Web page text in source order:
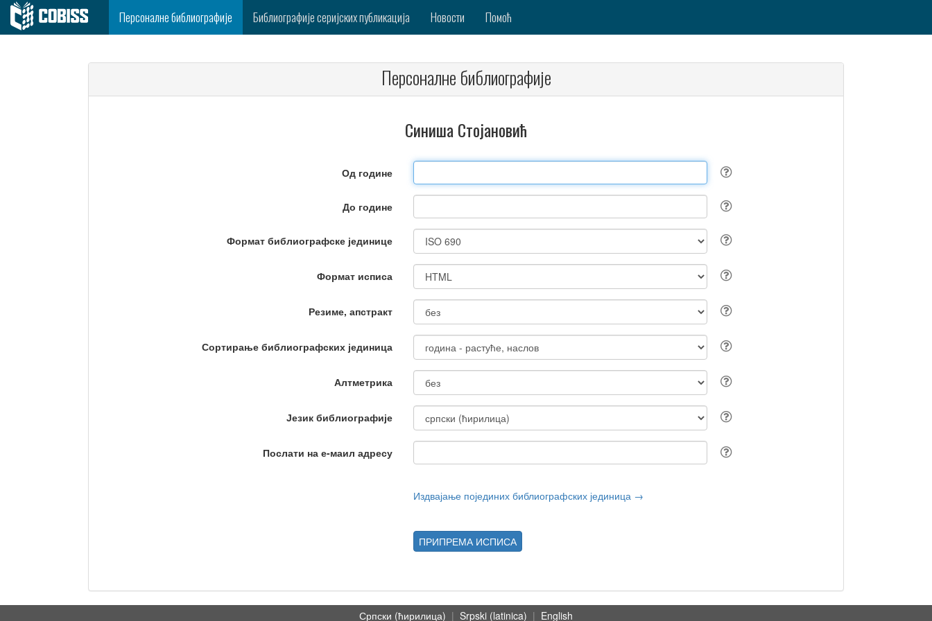
Персоналне библиографије Библиографије серијских публикација Новости Помоћ
Персоналне библиографије
Синиша Стојановић
Од године
До године
Формат библиографске јединице
Формат исписа
Резиме, апстракт
Сортирање библиографских јединица
Алтметрика
Језик библиографије
Послати на е-маил адресу
Издвајање појединих библиографских јединица →
ПРИПРЕМА ИСПИСА
Српски (ћирилица) | Srpski (latinica) | English